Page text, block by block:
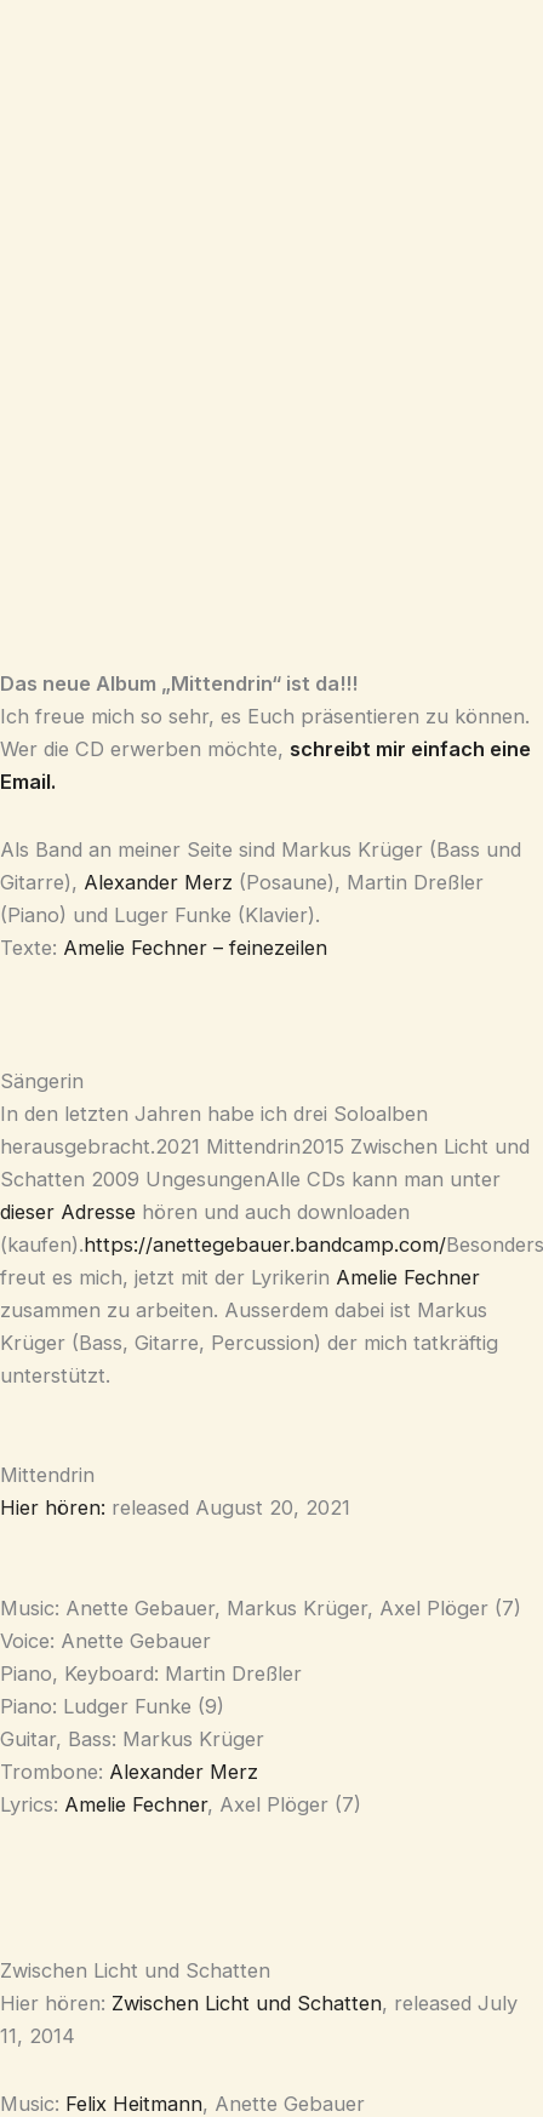
Das neue Album „Mittendrin“ ist da!!!
Ich freue mich so sehr, es Euch präsentieren zu können.
Wer die CD erwerben möchte, schreibt mir einfach eine
Email.
Als Band an meiner Seite sind Markus Krüger (Bass und
Gitarre), Alexander Merz (Posaune), Martin Dreßler
(Piano) und Luger Funke (Klavier).
Texte: Amelie Fechner – feinezeilen
Sängerin
In den letzten Jahren habe ich drei Soloalben
herausgebracht.2021 Mittendrin2015 Zwischen Licht und
Schatten 2009 UngesungenAlle CDs kann man unter
dieser Adresse hören und auch downloaden
(kaufen).https://anettegebauer.bandcamp.com/Besonders
freut es mich, jetzt mit der Lyrikerin Amelie Fechner
zusammen zu arbeiten. Ausserdem dabei ist Markus
Krüger (Bass, Gitarre, Percussion) der mich tatkräftig
unterstützt.
Mittendrin
Hier hören: released August 20, 2021
Music: Anette Gebauer, Markus Krüger, Axel Plöger (7)
Voice: Anette Gebauer
Piano, Keyboard: Martin Dreßler
Piano: Ludger Funke (9)
Guitar, Bass: Markus Krüger
Trombone: Alexander Merz
Lyrics: Amelie Fechner, Axel Plöger (7)
Zwischen Licht und Schatten
Hier hören: Zwischen Licht und Schatten, released July
11, 2014
Music: Felix Heitmann, Anette Gebauer